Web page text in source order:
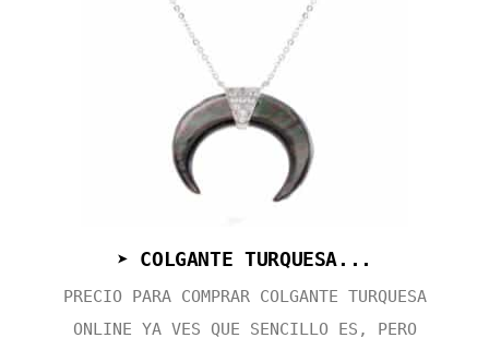
➤ COLGANTE TURQUESA...
PRECIO PARA COMPRAR COLGANTE TURQUESA
ONLINE YA VES QUE SENCILLO ES, PERO